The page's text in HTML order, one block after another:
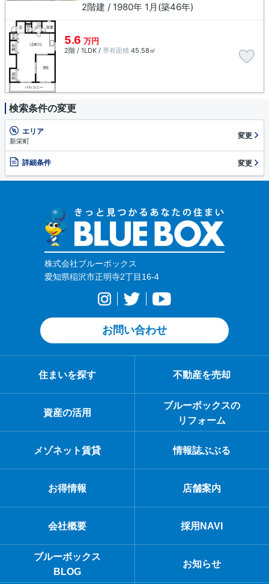
2階建 / 1980年 1月(築46年)
5.6 万円
2階 / 1LDK / 専有面積 45.58㎡
検索条件の変更
エリア
新栄町
変更
詳細条件 変更
株式会社ブルーボックス
愛知県稲沢市正明寺2丁目16-4
お問い合わせ
住まいを探す 不動産を売却
資産の活用
ブルーボックスの
リフォーム
メゾネット賃貸 情報誌ぶぶる
お得情報 店舗案内
会社概要 採用NAVI
ブルーボックス
BLOG
お知らせ